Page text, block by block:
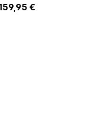
Preis:
€